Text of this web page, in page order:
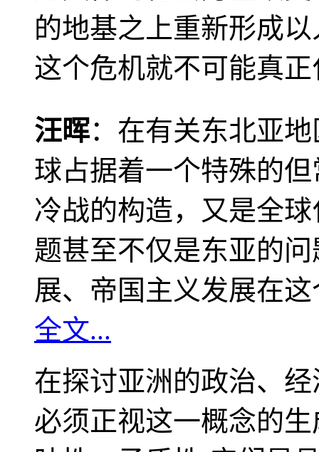
的地基之上重新形成
这个危机就不可能真
汪晖：在有关东北亚
球占据着一个特殊的
冷战的构造，又是全
题甚至不仅是东亚的
展、帝国主义发展在
全文...
在探讨亚洲的政治、
必须正视这一概念的